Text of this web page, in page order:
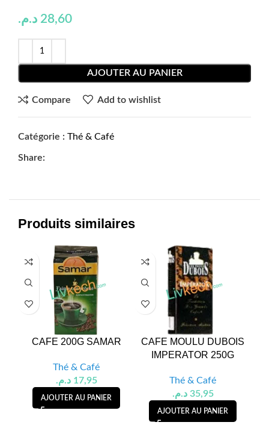
28,60 د.م.
AJOUTER AU PANIER
Compare Add to wishlist
Catégorie : Thé & Café
Share:
Produits similaires
CAFE 200G SAMAR
Thé & Café
17,95 د.م.
AJOUTER AU PANIER
CAFE MOULU DUBOIS
IMPERATOR 250G
Thé & Café
35,95 د.م.
AJOUTER AU PANIER